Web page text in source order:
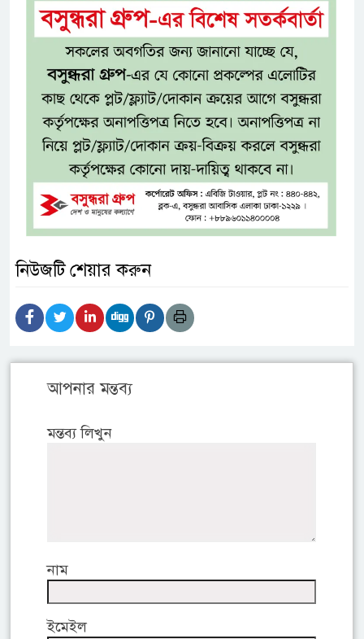
নিউজটি শেয়ার করুন
আপনার মন্তব্য
মন্তব্য লিখুন
নাম
ইমেইল